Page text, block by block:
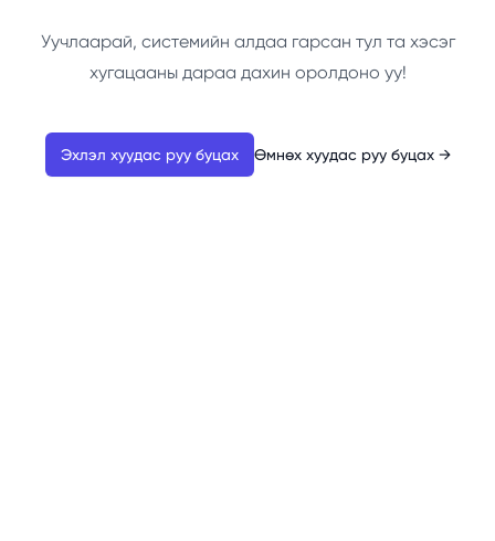
Уучлаарай, системийн алдаа гарсан тул та хэсэг
хугацааны дараа дахин оролдоно уу!
Эхлэл хуудас руу буцах Өмнөх хуудас руу буцах →